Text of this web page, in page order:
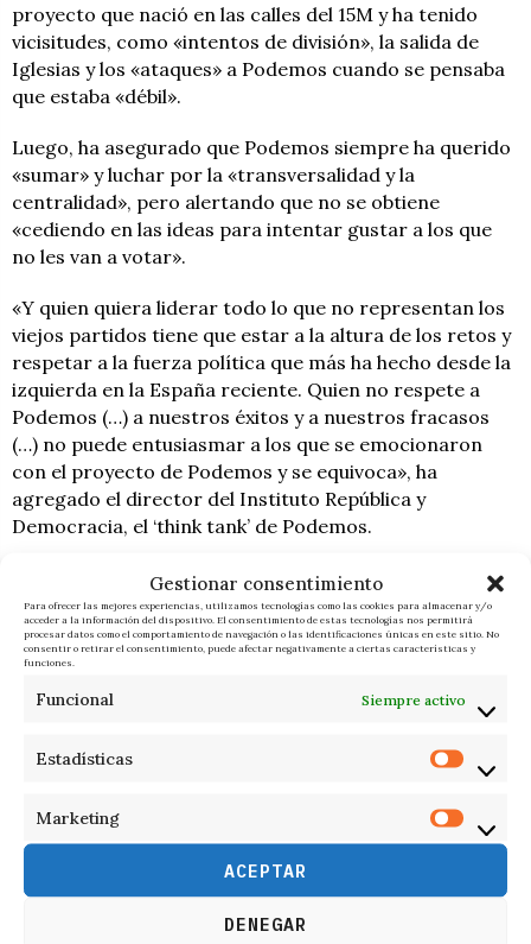
Gestionar consentimiento
Para ofrecer las mejores experiencias, utilizamos tecnologías como las cookies para almacenar y/o
acceder a la información del dispositivo. El consentimiento de estas tecnologías nos permitirá
procesar datos como el comportamiento de navegación o las identificaciones únicas en este sitio. No
consentir o retirar el consentimiento, puede afectar negativamente a ciertas características y
funciones.
Funcional Siempre activo
Estadísticas
Marketing
ACEPTAR
DENEGAR
proyecto que nació en las calles del 15M y ha tenido
vicisitudes, como «intentos de división», la salida de
Iglesias y los «ataques» a Podemos cuando se pensaba
que estaba «débil».
Luego, ha asegurado que Podemos siempre ha querido
«sumar» y luchar por la «transversalidad y la
centralidad», pero alertando que no se obtiene
«cediendo en las ideas para intentar gustar a los que
no les van a votar».
«Y quien quiera liderar todo lo que no representan los
viejos partidos tiene que estar a la altura de los retos y
respetar a la fuerza política que más ha hecho desde la
izquierda en la España reciente. Quien no respete a
Podemos (…) a nuestros éxitos y a nuestros fracasos
(…) no puede entusiasmar a los que se emocionaron
con el proyecto de Podemos y se equivoca», ha
agregado el director del Instituto República y
Democracia, el ‘think tank’ de Podemos.
Montero destaca el veto bipartidista a Victoria
Rosell
Mientras, la ministra de Igualdad ha señalado con
emoción que es un honor ser «escudera» de Belarra y
ha presumido de una organización que no tiene
«mira al futuro» con «claridad de ideas» sin dejarse
guerra de Ucrania.
También ha garantizado que no van a permitir que la
derecha y cierta parte de la izquierda «roben» sus
derechos a la personas trans, prometiendo que la